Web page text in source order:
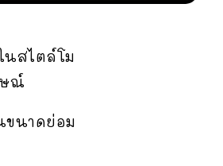
นสไตล์โม
ษณ์
ขนาดย่อม